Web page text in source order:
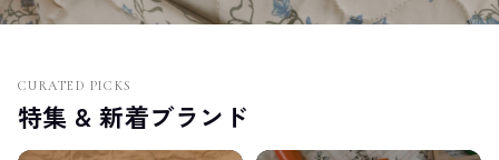
CURATED PICKS
特集 & 新着ブランド